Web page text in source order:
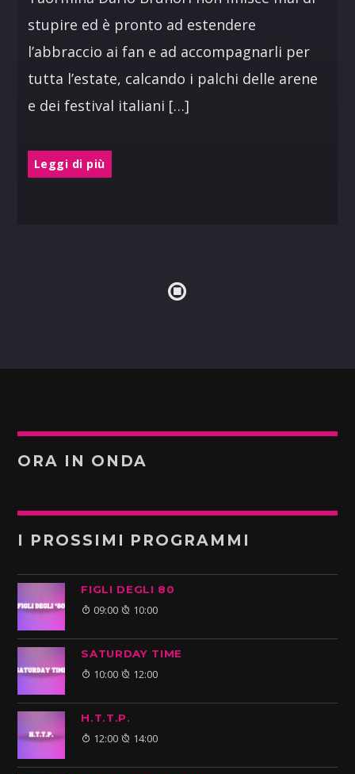
stupire ed è pronto ad estendere
l’abbraccio ai fan e ad accompagnarli per
tutta l’estate, calcando i palchi delle arene
e dei festival italiani […]
Leggi di più
ORA IN ONDA
I PROSSIMI PROGRAMMI
FIGLI DEGLI 80
09:00 10:00
SATURDAY TIME
10:00 12:00
H.T.T.P.
12:00 14:00